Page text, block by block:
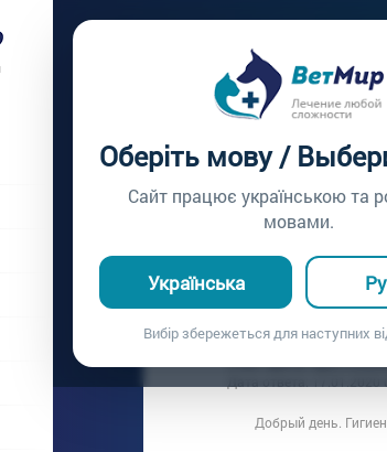
Оберіть мову /
Сайт працює українською та
мовами.
Українська
Вибір збережеться для наступних
Вопросы врачу /
Вопрос врачу №200
Вопрос владельца: Артём
Дата вопроса:
17.01.2020 01:53
Добрый день.